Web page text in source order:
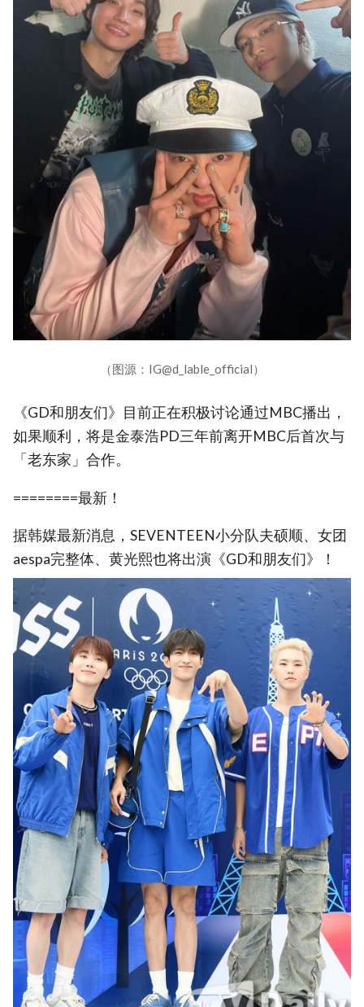
（图源：IG@d_lable_official）
《GD和朋友们》目前正在积极讨论通过MBC播出，
如果顺利，将是金泰浩PD三年前离开MBC后首次与
「老东家」合作。
========最新！
据韩媒最新消息，SEVENTEEN小分队夫硕顺、女团
aespa完整体、黄光熙也将出演《GD和朋友们》！